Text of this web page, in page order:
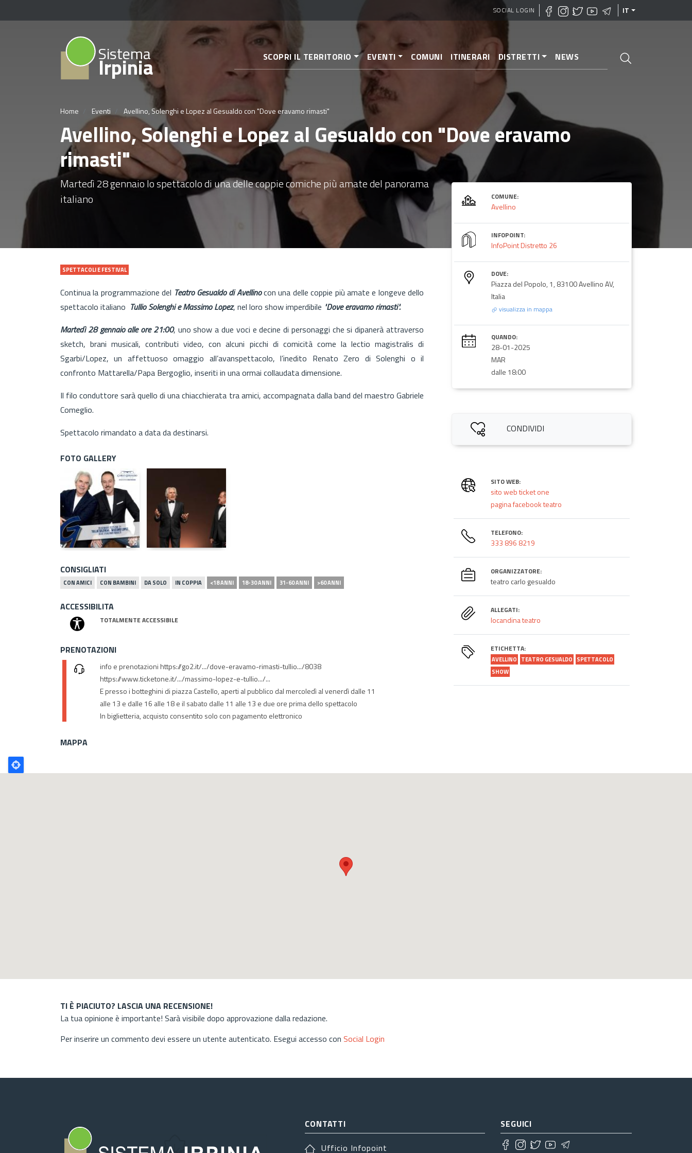
al
contenuto
principale
SOCIAL LOGIN IT
Sistema
Irpinia SCOPRI IL TERRITORIO EVENTI COMUNI ITINERARI DISTRETTI NEWS
Home Eventi Avellino, Solenghi e Lopez al Gesualdo con "Dove eravamo rimasti"
Avellino, Solenghi e Lopez al Gesualdo con "Dove eravamo
rimasti"
Martedì 28 gennaio lo spettacolo di una delle coppie comiche più amate del panorama
italiano
SPETTACOLI E FESTIVAL
Continua la programmazione del Teatro Gesualdo di Avellinocon una delle coppie più amate e longeve dello
spettacolo italiano Tullio Solenghi e Massimo Lopez, nel loro show imperdibile "Dove eravamo rimasti".
Martedì 28 gennaio alle ore 21:00, uno show a due voci e decine di personaggi che si dipanerà attraverso
sketch, brani musicali, contributi video, con alcuni picchi di comicità come la lectio magistralis di
Sgarbi/Lopez, un affettuoso omaggio all’avanspettacolo, l’inedito Renato Zero di Solenghi o il
confronto Mattarella/Papa Bergoglio, inseriti in una ormai collaudata dimensione.
Il filo conduttore sarà quello di una chiacchierata tra amici, accompagnata dalla band del maestro Gabriele
Comeglio.
Spettacolo rimandato a data da destinarsi.
FOTO GALLERY
CONSIGLIATI
CON AMICI CON BAMBINI DA SOLO IN COPPIA <18 ANNI 18-30 ANNI 31-60 ANNI >60 ANNI
ACCESSIBILITA
TOTALMENTE ACCESSIBILE
PRENOTAZIONI
info e prenotazioni https://go2.it/.../dove-eravamo-rimasti-tullio.../8038
https://www.ticketone.it/.../massimo-lopez-e-tullio.../...
E presso i botteghini di piazza Castello, aperti al pubblico dal mercoledì al venerdì dalle 11
alle 13 e dalle 16 alle 18 e il sabato dalle 11 alle 13 e due ore prima dello spettacolo
In biglietteria, acquisto consentito solo con pagamento elettronico
COMUNE:
Avellino
INFOPOINT:
InfoPoint Distretto 26
DOVE:
Piazza del Popolo, 1, 83100 Avellino AV,
Italia
visualizza in mappa
QUANDO:
28-01-2025
MAR
dalle 18:00
CONDIVIDI
SITO WEB:
sito web ticket one
pagina facebook teatro
TELEFONO:
333 896 8219
ORGANIZZATORE:
teatro carlo gesualdo
ALLEGATI:
locandina teatro
ETICHETTA:
AVELLINO TEATRO GESUALDO
SPETTACOLO
SHOW
MAPPA
Poligono
GEO
TI È PIACIUTO? LASCIA UNA RECENSIONE!
La tua opinione è importante! Sarà visibile dopo approvazione dalla redazione.
Per inserire un commento devi essere un utente autenticato. Esegui accesso con Social Login
CONTATTI
Ufficio Infopoint
SEGUICI